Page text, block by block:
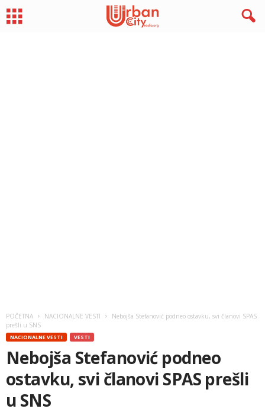
POČETNA NACIONALNE VESTI
Nebojša Stefanović podneo ostavku, svi članovi SPAS
prešli u SNS
NACIONALNE VESTI VESTI
Nebojša Stefanović podneo
ostavku, svi članovi SPAS prešli
u SNS